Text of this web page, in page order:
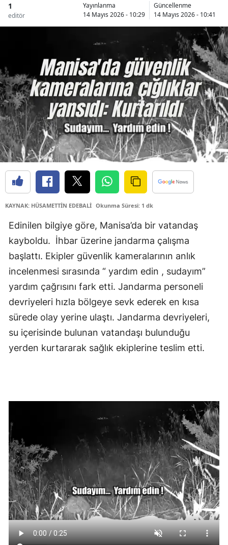
1
editör
Yayınlanma
14 Mayıs 2026 - 10:29
Güncellenme
14 Mayıs 2026 - 10:41
KAYNAK: HÜSAMETTİN EDEBALİ Okunma Süresi: 1 dk
Edinilen bilgiye göre, Manisa’da bir vatandaş
kayboldu. İhbar üzerine jandarma çalışma
başlattı. Ekipler güvenlik kameralarının anlık
incelenmesi sırasında “ yardım edin , sudayım”
yardım çağrısını fark etti. Jandarma personeli
devriyeleri hızla bölgeye sevk ederek en kısa
sürede olay yerine ulaştı. Jandarma devriyeleri,
su içerisinde bulunan vatandaşı bulunduğu
yerden kurtararak sağlık ekiplerine teslim etti.